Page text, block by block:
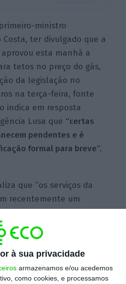
à sua privacidade
armazenamos e/ou acedemos
como cookies, e processamos
ministro
ter divulgado que a
aprovou esta manhã a
tetos no preço do gás,
da legislação no
na terça-feira, fonte
indica em resposta
Lusa que “certas
pendentes e é
formal para breve”.
que “os serviços da
recentemente um
contendo um
relevantes
político [alcançado
e partilharam a sua